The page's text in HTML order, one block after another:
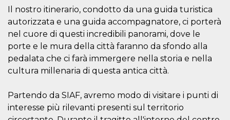
Il nostro itinerario, condotto da una guida turistica
autorizzata e una guida accompagnatore, ci porterà
nel cuore di questi incredibili panorami, dove le
porte e le mura della città faranno da sfondo alla
pedalata che ci farà immergere nella storia e nella
cultura millenaria di questa antica città.
Partendo da SIAF, avremo modo di visitare i punti di
interesse più rilevanti presenti sul territorio
aiutare con
sicurezza e
di accesso
sospette, in
particolare
bot che
di accedere
servizio.
associato a
ciascun